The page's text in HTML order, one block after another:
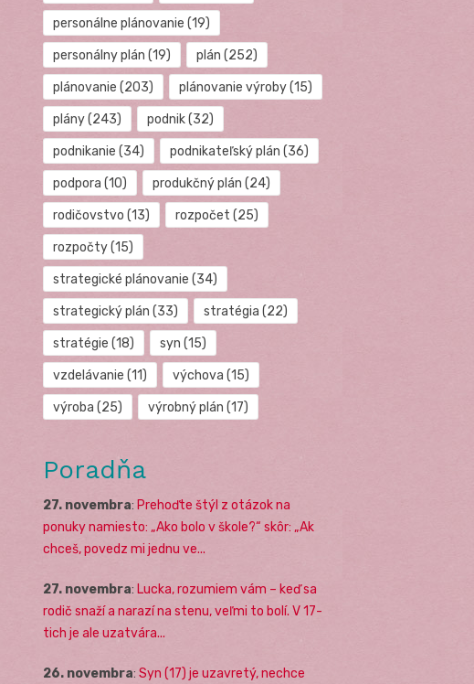
personálne plánovanie (19)
personálny plán (19) plán (252)
plánovanie (203) plánovanie výroby(15)
plány(243) podnik(32)
podnikanie (34) podnikateľský plán (36)
podpora (10) produkčný plán (24)
rodičovstvo (13) rozpočet (25)
rozpočty(15)
strategické plánovanie (34)
strategický plán (33) stratégia (22)
stratégie (18) syn (15)
vzdelávanie (11) výchova (15)
výroba (25) výrobný plán (17)
Poradňa
27. novembra: Prehoďte štýl z otázok na
ponuky namiesto: „Ako bolo v škole?“ skôr: „Ak
chceš, povedz mi jednu ve...
27. novembra: Lucka, rozumiem vám – keď sa
rodič snaží a narazí na stenu, veľmi to bolí. V 17-
tich je ale uzatvára...
26. novembra: Syn (17) je uzavretý, nechce